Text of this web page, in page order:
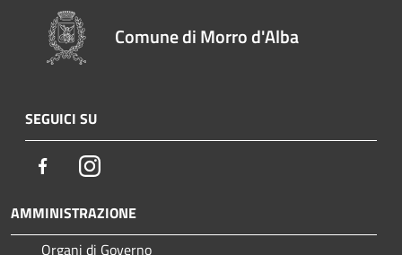
Comune di Morro d'Alba
SEGUICI SU
FacebookInstagram
AMMINISTRAZIONE
Organi di Governo